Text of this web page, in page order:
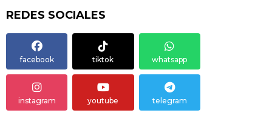
REDES SOCIALES
facebook tiktok whatsapp
instagram youtube telegram